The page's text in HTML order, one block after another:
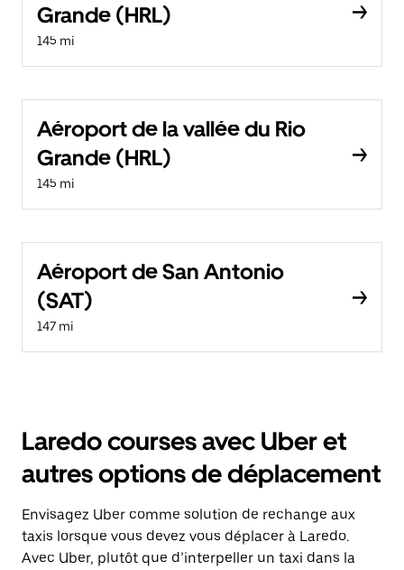
Grande (HRL)
145 mi
Aéroport de la vallée du Rio
Grande (HRL)
145 mi
Aéroport de San Antonio
(SAT)
147 mi
Laredo courses avec Uber et
autres options de déplacement
Envisagez Uber comme solution de rechange aux
taxis lorsque vous devez vous déplacer à Laredo.
Avec Uber, plutôt que d’interpeller un taxi dans la